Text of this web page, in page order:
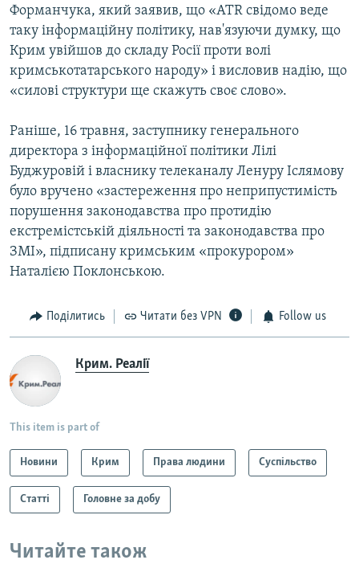
Форманчука, який заявив, що «АТR свідомо веде
таку інформаційну політику, нав'язуючи думку, що
Крим увійшов до складу Росії проти волі
кримськотатарського народу» і висловив надію, що
«силові структури ще скажуть своє слово».
Раніше, 16 травня, заступнику генерального
директора з інформаційної політики Лілі
Буджуровій і власнику телеканалу Ленуру Іслямову
було вручено «застереження про неприпустимість
порушення законодавства про протидію
екстремістській діяльності та законодавства про
ЗМІ», підписану кримським «прокурором»
Наталією Поклонською.
Поділитись Читати без VPN Follow us
Крим. Реалії
This item is part of
Новини Крим Права людини Суспільство
Статті Головне за добу
Читайте також